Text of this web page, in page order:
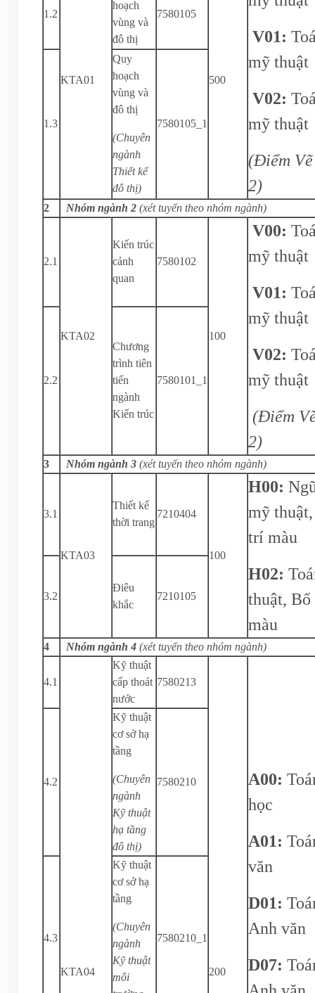
KTA01 500
V01:
mỹ thuật
V02:
mỹ thuật
(Điểm Vẽ
2)
1.2
hoạch
vùng và
đô thị
7580105
1.3
Quy
hoạch
vùng và
đô thị
(Chuyên
ngành
Thiết kế
đô thị)
7580105_1
2 Nhóm ngành 2 (xét tuyển theo nhóm ngành)
2.1
KTA02
Kiến trúc
cảnh
quan
7580102
100
V00:
mỹ thuật
V01:
mỹ thuật
V02:
mỹ thuật
(Điểm
2)
2.2
Chương
trình tiên
tiến
ngành
Kiến trúc
7580101_1
3 Nhóm ngành 3 (xét tuyển theo nhóm ngành)
3.1
KTA03
Thiết kế
thời trang
7210404
100
H00:
mỹ
trí màu
H02:
thuật,
màu
3.2
Điêu
khắc
7210105
4 Nhóm ngành 4 (xét tuyển theo nhóm ngành)
4.1
KTA04
Kỹ thuật
cấp thoát
nước
7580213
200
A00:
học
A01:
văn
D01:
Anh văn
D07:
4.2
Kỹ thuật
cơ sở hạ
tầng
(Chuyên
ngành
Kỹ thuật
hạ tầng
đô thị)
7580210
4.3
Kỹ thuật
cơ sở hạ
tầng
(Chuyên
ngành
Kỹ thuật
môi
7580210_1